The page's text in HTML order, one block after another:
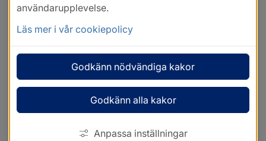
användarupplevelse.
Läs mer i vår cookiepolicy
Godkänn nödvändiga kakor
Godkänn alla kakor
Anpassa inställningar